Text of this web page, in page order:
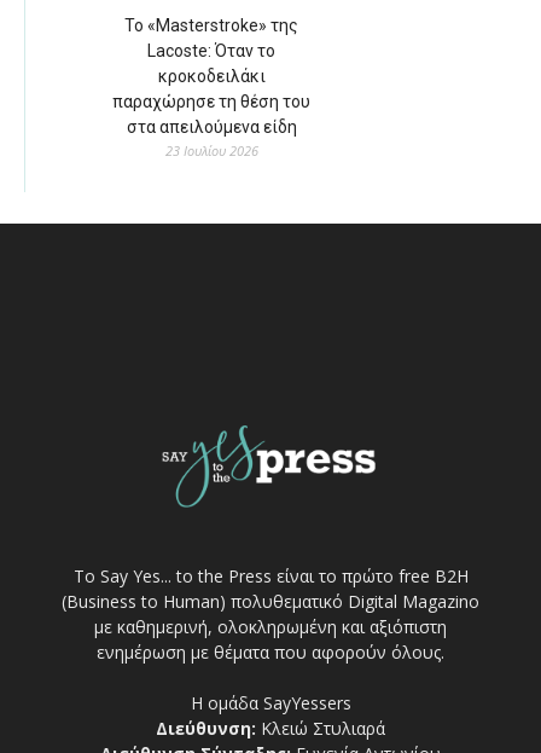
Το «Masterstroke» της
Lacoste: Όταν το
κροκοδειλάκι
παραχώρησε τη θέση του
στα απειλούμενα είδη
23 Ιουλίου 2026
Το Say Yes... to the Press είναι το πρώτο free Β2Η
(Business to Human) πολυθεματικό Digital Magazino
με καθημερινή, ολοκληρωμένη και αξιόπιστη
ενημέρωση με θέματα που αφορούν όλους.
Η ομάδα SayYessers
Διεύθυνση: Κλειώ Στυλιαρά